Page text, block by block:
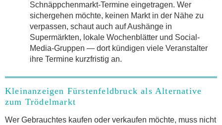
Schnäppchenmarkt-Termine eingetragen. Wer
sichergehen möchte, keinen Markt in der Nähe zu
verpassen, schaut auch auf Aushänge in
Supermärkten, lokale Wochenblätter und Social-
Media-Gruppen — dort kündigen viele Veranstalter
ihre Termine kurzfristig an.
Kleinanzeigen Fürstenfeldbruck als Alternative
zum Trödelmarkt
Wer Gebrauchtes kaufen oder verkaufen möchte, muss nicht